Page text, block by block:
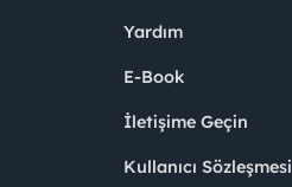
Yardım
E-Book
İletişime Geçin
Kullanıcı Sözleşmesi